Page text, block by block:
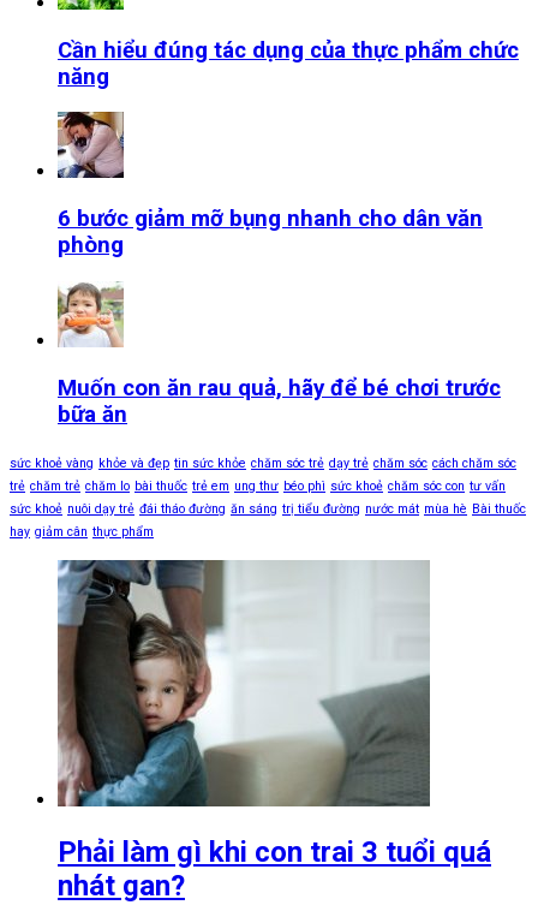
Cần hiểu đúng tác dụng của thực phẩm chức
năng
6 bước giảm mỡ bụng nhanh cho dân văn
phòng
Muốn con ăn rau quả, hãy để bé chơi trước
bữa ăn
sức khoẻ vàng khỏe và đẹp tin sức khỏe chăm sóc trẻ dạy trẻ chăm sóc cách chăm sóc
trẻ chăm trẻ chăm lo bài thuốc trẻ em ung thư béo phì sức khoẻ chăm sóc con tư vấn
sức khoẻ nuôi dạy trẻ đái tháo đường ăn sáng trị tiểu đường nước mát mùa hè Bài thuốc
hay giảm cân thực phẩm
Phải làm gì khi con trai 3 tuổi quá
nhát gan?